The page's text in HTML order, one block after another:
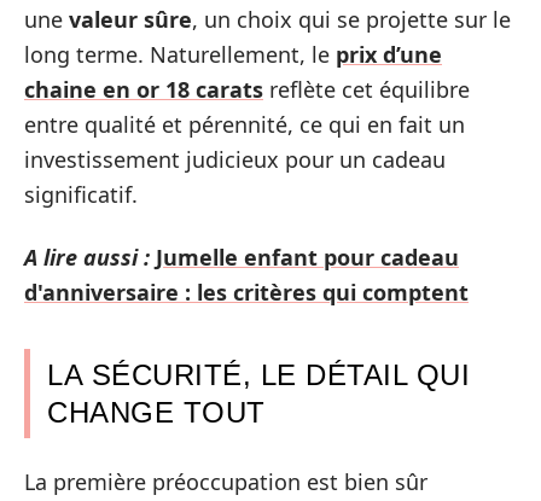
une valeur sûre, un choix qui se projette sur le
long terme. Naturellement, le prix d’une
chaine en or 18 carats reflète cet équilibre
entre qualité et pérennité, ce qui en fait un
investissement judicieux pour un cadeau
significatif.
A lire aussi : Jumelle enfant pour cadeau
d'anniversaire : les critères qui comptent
LA SÉCURITÉ, LE DÉTAIL QUI
CHANGE TOUT
La première préoccupation est bien sûr